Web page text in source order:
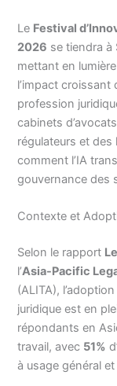
Le Festival
2026 se tiendra à
mettant en
l’impact croissant
profession
cabinets
régulateurs et
comment l’IA
gouvernance des
Contexte et
Selon le rapport
l’Asia-Pacific
(ALITA),
juridique est en
répondants en
travail, avec 51%
à usage général